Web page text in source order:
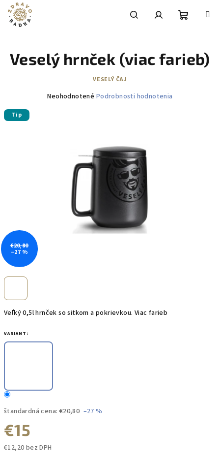
Prejsť
obsah
košík
Veľký 0,5l hrnček so sitkom a pokrievkou. Viac farieb
VARIANT:
štandardná cena: €20,80 –27 %
€15
€12,20 bez DPH
Veselý hrnček (viac farieb)
VESELÝ ČAJ
Priemerné
hviezdičiek.
Neohodnotené Podrobnosti hodnotenia
Tip
€20,80
–27 %